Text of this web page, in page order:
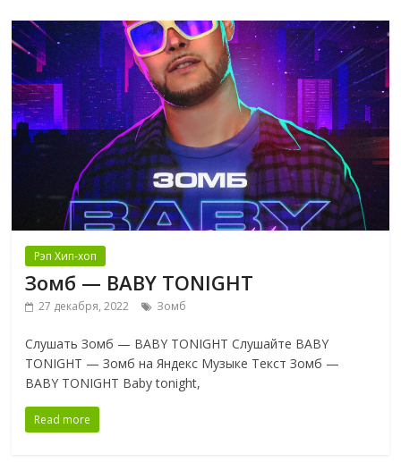
Рэп Хип-хоп
Зомб — BABY TONIGHT
27 декабря, 2022 Зомб
Слушать Зомб — BABY TONIGHT Слушайте BABY
TONIGHT — Зомб на Яндекс Музыке Текст Зомб —
BABY TONIGHT Baby tonight,
Read more